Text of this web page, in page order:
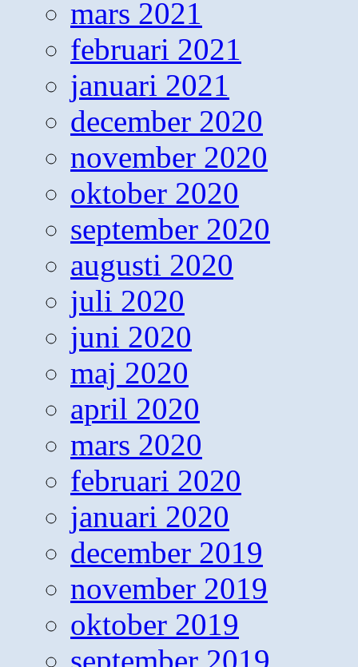
mars 2021
februari 2021
januari 2021
december 2020
november 2020
oktober 2020
september 2020
augusti 2020
juli 2020
juni 2020
maj 2020
april 2020
mars 2020
februari 2020
januari 2020
december 2019
november 2019
oktober 2019